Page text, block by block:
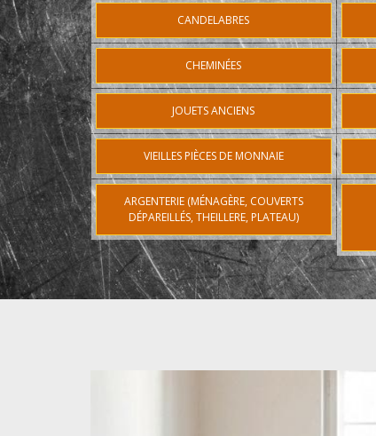
CANDELABRES
CHEMINÉES
JOUETS ANCIENS
VIEILLES PIÈCES DE MONNAIE
ARGENTERIE (MÉNAGÈRE, COUVERTS
DÉPAREILLÉS, THEILLERE, PLATEAU)